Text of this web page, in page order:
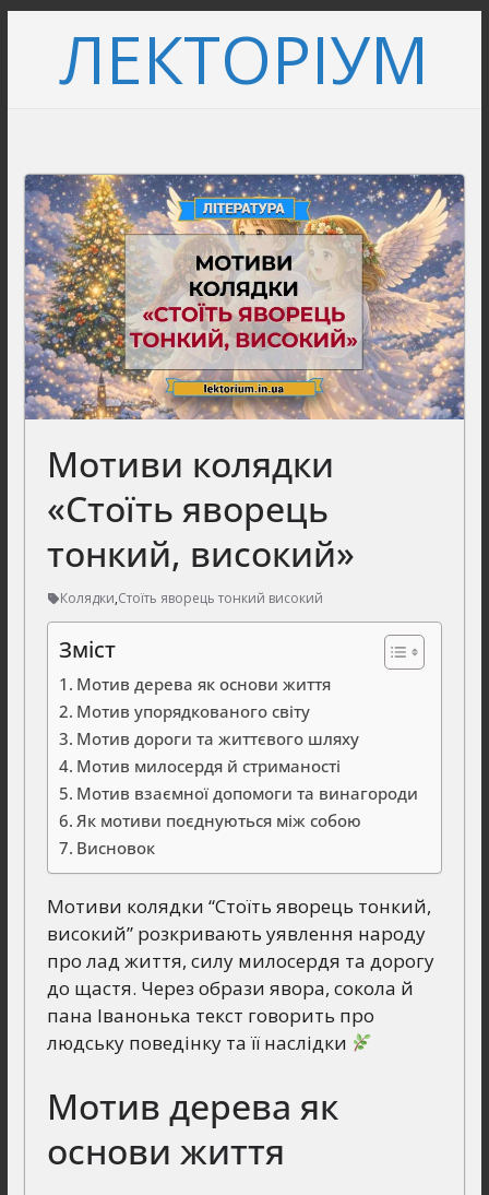
вмістуЛЕКТОРІУМ
Мотиви колядки
«Стоїть яворець
тонкий, високий»
Колядки,Стоїть яворець тонкий високий
Зміст
Мотив дерева як основи життя
Мотив упорядкованого світу
Мотив дороги та життєвого шляху
Мотив милосердя й стриманості
Мотив взаємної допомоги та винагороди
Як мотиви поєднуються між собою
Висновок
Мотиви колядки “Стоїть яворець тонкий,
високий” розкривають уявлення народу
про лад життя, силу милосердя та дорогу
до щастя. Через образи явора, сокола й
пана Іванонька текст говорить про
людську поведінку та її наслідки
Мотив дерева як
основи життя